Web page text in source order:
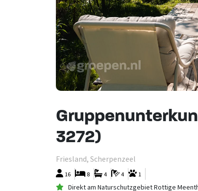
3272)
Friesland, Scherpenzeel
16 1
4
4
8
Direkt am Naturschutzgebiet Rottige